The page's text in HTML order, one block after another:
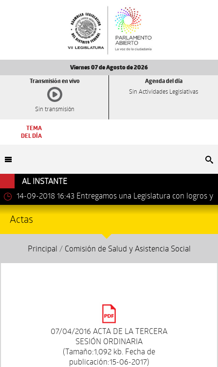
Viernes 07 de Agosto de 2026
Transmisión en vivo
Sin transmisión
Agenda del día
Sin Actividades Legislativas
TEMA
DEL DÍA
AL INSTANTE
14-09-2018 16:43 Entregamos una Legislatura con logros y
avances importantes: Dip. Leonel Luna Estrada.
Actas
Principal / Comisión de Salud y Asistencia Social
07/04/2016 ACTA DE LA TERCERA
SESIÓN ORDINARIA
(Tamaño:1,092 kb. Fecha de
publicación:15-06-2017)